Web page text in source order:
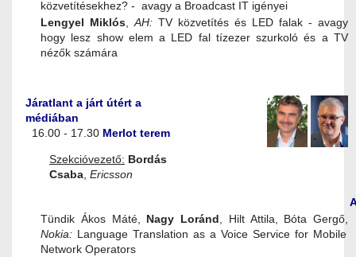
közvetítésekhez? - avagy a Broadcast IT igényei
Lengyel Miklós,AH: TV közvetítés és LED falak - avagy
hogy lesz show elem a LED fal tízezer szurkoló és a TV
nézők számára
Járatlant a járt útért a
médiában
16.00 - 17.30 Merlot terem
Szekcióvezető: Bordás
Csaba, Ericsson
Tündik Ákos Máté, Nagy Loránd, Hilt Attila, Bóta Gergő,
Nokia: Language Translation as a Voice Service for Mobile
Network Operators